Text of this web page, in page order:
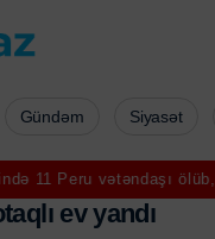
ölüb, 114-ü itkin düşüb
Gündəm Siyasət
taqlı ev yandı